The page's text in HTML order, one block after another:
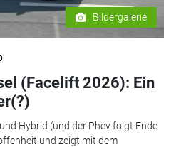
Bildergalerie
(Facelift 2026): Ein
Hybrid (und der Phev folgt Ende
und zeigt mit dem